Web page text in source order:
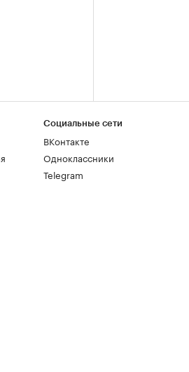
Социальные сети
ВКонтакте
Одноклассники
Telegram